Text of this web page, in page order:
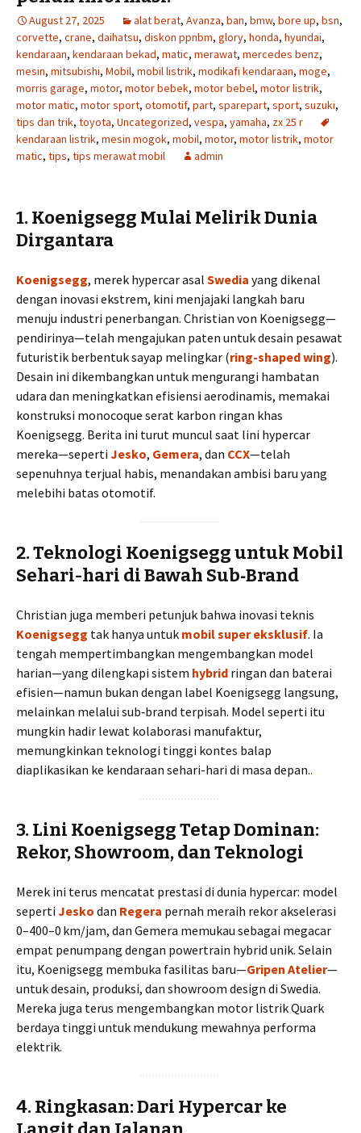
August 27, 2025 alat berat, Avanza, ban, bmw, bore up, bsn,
corvette, crane, daihatsu, diskon ppnbm, glory, honda, hyundai,
kendaraan, kendaraan bekad, matic, merawat, mercedes benz,
mesin, mitsubishi, Mobil, mobil listrik, modikafi kendaraan, moge,
morris garage, motor, motor bebek, motor bebel, motor listrik,
motor matic, motor sport, otomotif, part, sparepart, sport, suzuki,
tips dan trik, toyota, Uncategorized, vespa, yamaha, zx 25 r
kendaraan listrik, mesin mogok, mobil, motor, motor listrik, motor
matic, tips, tips merawat mobil admin
1. Koenigsegg Mulai Melirik Dunia
Dirgantara
Koenigsegg, merek hypercar asal Swedia yang dikenal
dengan inovasi ekstrem, kini menjajaki langkah baru
menuju industri penerbangan. Christian von Koenigsegg—
pendirinya—telah mengajukan paten untuk desain pesawat
futuristik berbentuk sayap melingkar (ring-shaped wing).
Desain ini dikembangkan untuk mengurangi hambatan
udara dan meningkatkan efisiensi aerodinamis, memakai
konstruksi monocoque serat karbon ringan khas
Koenigsegg. Berita ini turut muncul saat lini hypercar
mereka—seperti Jesko, Gemera, dan CCX—telah
sepenuhnya terjual habis, menandakan ambisi baru yang
melebihi batas otomotif.
2. Teknologi Koenigsegg untuk Mobil
Sehari-hari di Bawah Sub‑Brand
Christian juga memberi petunjuk bahwa inovasi teknis
Koenigsegg tak hanya untuk mobil super eksklusif. Ia
tengah mempertimbangkan mengembangkan model
harian—yang dilengkapi sistem hybrid ringan dan baterai
efisien—namun bukan dengan label Koenigsegg langsung,
melainkan melalui sub‑brand terpisah. Model seperti itu
mungkin hadir lewat kolaborasi manufaktur,
memungkinkan teknologi tinggi kontes balap
diaplikasikan ke kendaraan sehari-hari di masa depan..
3. Lini Koenigsegg Tetap Dominan:
Rekor, Showroom, dan Teknologi
Merek ini terus mencatat prestasi di dunia hypercar: model
seperti Jesko dan Regera pernah meraih rekor akselerasi
0–400–0 km/jam, dan Gemera memukau sebagai megacar
empat penumpang dengan powertrain hybrid unik. Selain
itu, Koenigsegg membuka fasilitas baru—Gripen Atelier—
untuk desain, produksi, dan showroom design di Swedia.
Mereka juga terus mengembangkan motor listrik Quark
berdaya tinggi untuk mendukung mewahnya performa
elektrik.
4. Ringkasan: Dari Hypercar ke